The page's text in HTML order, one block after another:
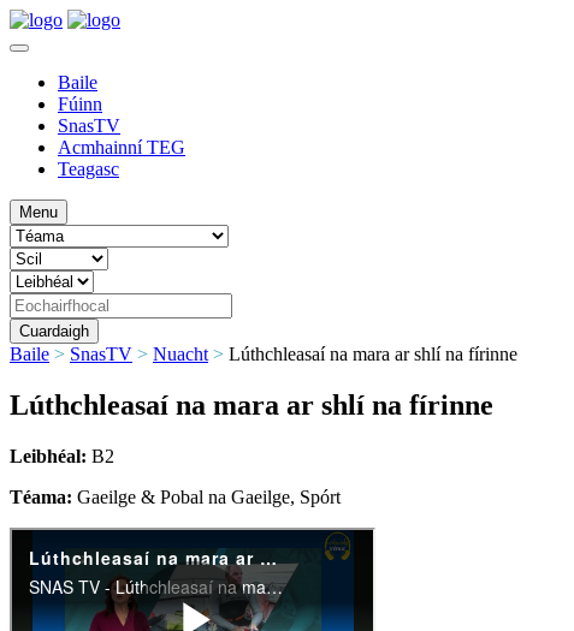
Baile
Fúinn
SnasTV
Acmhainní TEG
Teagasc
Menu
Baile > SnasTV > Nuacht > Lúthchleasaí na mara ar shlí na fírinne
Lúthchleasaí na mara ar shlí na fírinne
Leibhéal: B2
Téama: Gaeilge & Pobal na Gaeilge, Spórt